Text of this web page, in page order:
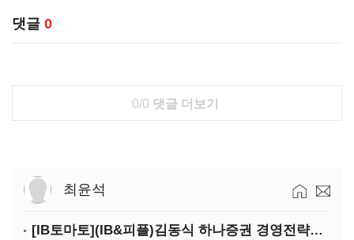
댓글 0
0/0 댓글 더보기
최윤석
[IB토마토](IB&피플)김동식 하나증권 경영전략본부장